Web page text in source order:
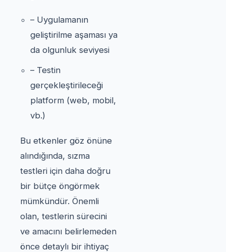
– Uygulamanın
geliştirilme aşaması ya
da olgunluk seviyesi
– Testin
gerçekleştirileceği
platform (web, mobil,
vb.)
Bu etkenler göz önüne
alındığında, sızma
testleri için daha doğru
bir bütçe öngörmek
mümkündür. Önemli
olan, testlerin sürecini
ve amacını belirlemeden
önce detaylı bir ihtiyaç